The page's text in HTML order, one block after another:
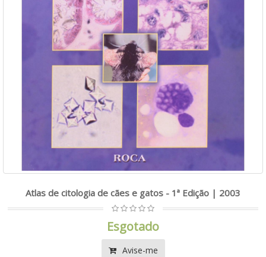
Atlas de citologia de cães e gatos - 1ª Edição | 2003
Esgotado
Avise-me